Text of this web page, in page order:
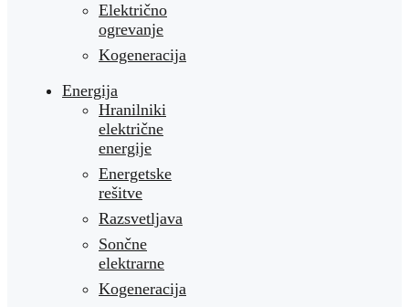
Električno
ogrevanje
Kogeneracija
Energija
Hranilniki
električne
energije
Energetske
rešitve
Razsvetljava
Sončne
elektrarne
Kogeneracija